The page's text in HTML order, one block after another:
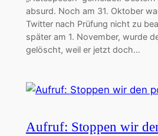
absurd. Noch am 31. Oktober
Twitter nach Prüfung nicht zu
später am 1. November, wurde
gelöscht, weil er jetzt doch…
Aufruf: Stoppen wir